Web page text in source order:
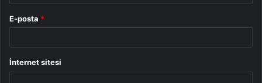
E-posta *
İnternet sitesi